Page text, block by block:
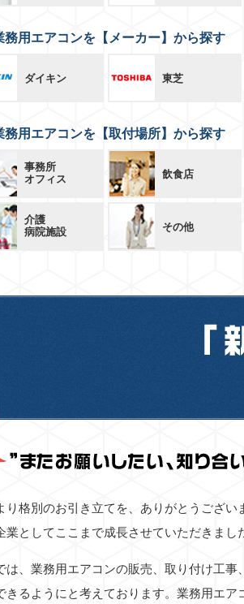
務用エアコンを【メーカー】から探す
ダイキン 東芝
務用エアコンを【取付場所】から探す
事務所
オフィス
飲食店
介護
病院施設
その他
り格別のお引き立てを、ありがとうござ
業としてここまで成長させていただきまし
は、業務用エアコンの販売、取り付け工
きるようにと考えております。業務用エ